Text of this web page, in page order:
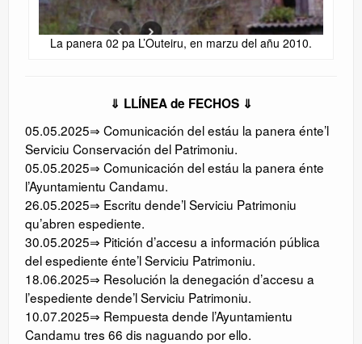
La panera 02 pa L’Outeiru, en marzu del añu 2010.
⇓ LLÍNEA de FECHOS ⇓
05.05.2025⇒ Comunicación del estáu la panera énte’l
Serviciu Conservación del Patrimoniu.
05.05.2025⇒ Comunicación del estáu la panera énte
l’Ayuntamientu Candamu.
26.05.2025⇒ Escritu dende’l Serviciu Patrimoniu
qu’abren espediente.
30.05.2025⇒ Pitición d’accesu a información pública
del espediente énte’l Serviciu Patrimoniu.
18.06.2025⇒ Resolución la denegación d’accesu a
l’espediente dende’l Serviciu Patrimoniu.
10.07.2025⇒ Rempuesta dende l’Ayuntamientu
Candamu tres 66 dis naguando por ello.